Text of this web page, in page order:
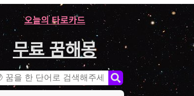
오늘의 타로카드
무료 꿈해몽